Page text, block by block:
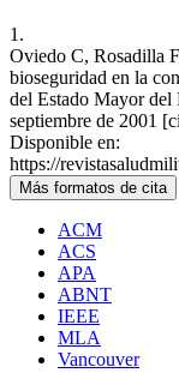
1.
Oviedo C, Rosadilla
bioseguridad en la
del Estado Mayor
septiembre de 2001
Disponible en:
https://
Más formatos de cita
ACM
ACS
APA
ABNT
IEEE
MLA
Vancouver